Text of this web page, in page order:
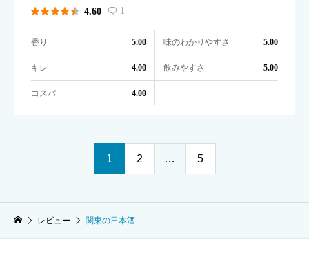
 4.60  1
香り 5.00 味のわかりやすさ 5.00
キレ 4.00 飲みやすさ 5.00
コスパ 4.00
1 2 … 5
レビュー 関東の日本酒